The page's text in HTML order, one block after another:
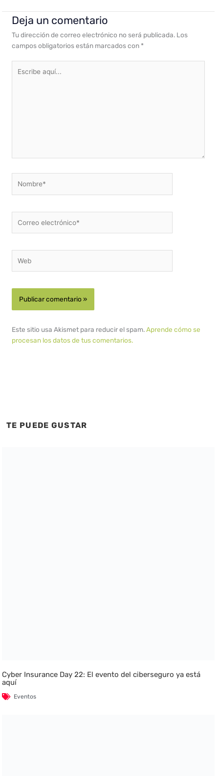
Deja un comentario
Tu dirección de correo electrónico no será publicada. Los
campos obligatorios están marcados con *
aquí...
electrónico*
Este sitio usa Akismet para reducir el spam.Aprende cómo se
procesan los datos de tus comentarios.
TE PUEDE GUSTAR
Cyber Insurance Day 22: El evento del ciberseguro ya está
aquí
Eventos